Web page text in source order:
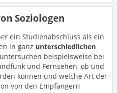
Soziologen
ein Studienabschluss als ein
in ganz unterschiedlichen
beispielsweise bei
und Fernsehen, ob und
können und welche Art der
von den Empfängern